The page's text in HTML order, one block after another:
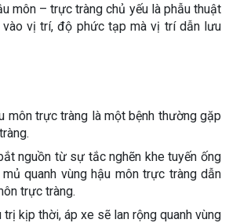
môn – trực tràng chủ yếu là phẫu thuật
vào vị trí, độ phức tạp mà vị trí dẫn lưu
môn trực tràng là một bệnh thường gặp
nguồn từ sự tắc nghẽn khe tuyến ống
quanh vùng hậu môn trực tràng dẫn
trực tràng.
kịp thời, áp xe sẽ lan rộng quanh vùng